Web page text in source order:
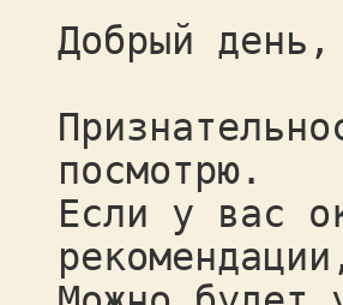
Добрый
посмотрю.
Если у вас